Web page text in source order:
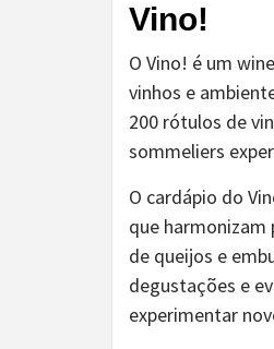
Vino!
O Vino! é um
vinhos e
200 rótulos de
sommeliers
O cardápio do
que harmonizam
de queijos e
degustações e
experimentar